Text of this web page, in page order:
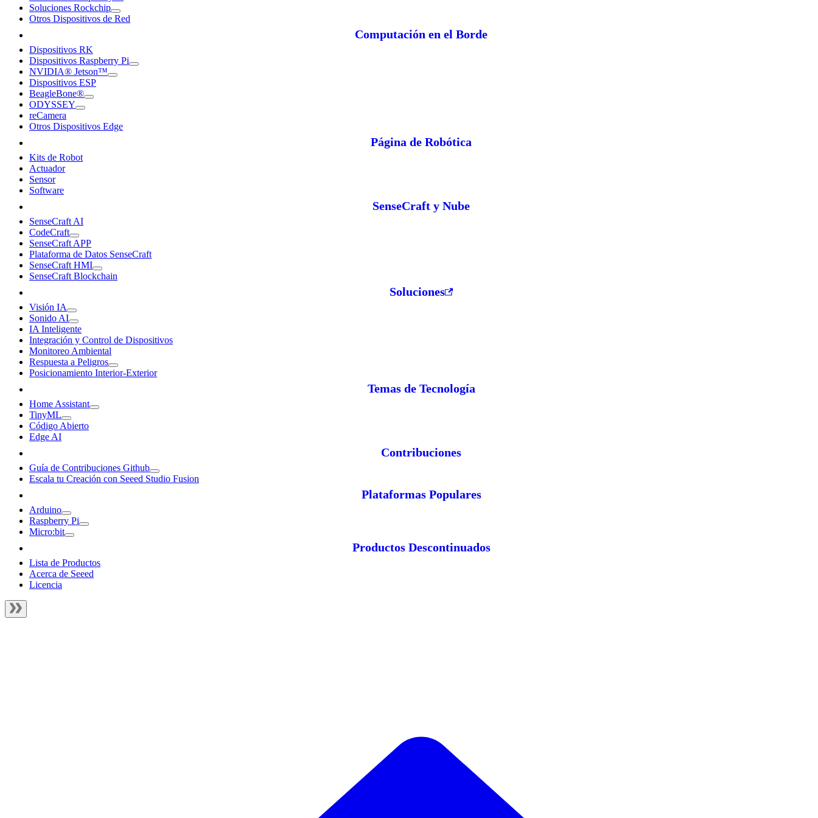
Soluciones Rockchip
Otros Dispositivos de Red
Computación en el Borde
Dispositivos RK
Dispositivos Raspberry Pi
NVIDIA® Jetson™
Dispositivos ESP
BeagleBone®
ODYSSEY
reCamera
Otros Dispositivos Edge
Página de Robótica
Kits de Robot
Actuador
Sensor
Software
SenseCraft y Nube
SenseCraft AI
CodeCraft
SenseCraft APP
Plataforma de Datos SenseCraft
SenseCraft HMI
SenseCraft Blockchain
Soluciones
Visión IA
Sonido AI
IA Inteligente
Integración y Control de Dispositivos
Monitoreo Ambiental
Respuesta a Peligros
Posicionamiento Interior-Exterior
Temas de Tecnología
Home Assistant
TinyML
Código Abierto
Edge AI
Contribuciones
Guía de Contribuciones Github
Escala tu Creación con Seeed Studio Fusion
Plataformas Populares
Arduino
Raspberry Pi
Micro:bit
Productos Descontinuados
Lista de Productos
Acerca de Seeed
Licencia